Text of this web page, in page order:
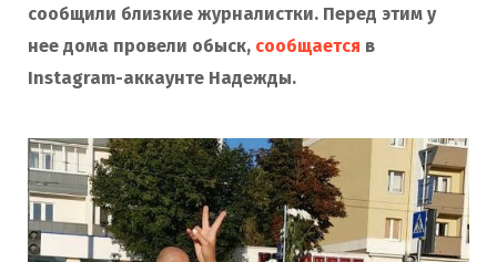
сообщили близкие журналистки. Перед этим у
нее дома провели обыск, сообщается в
Instagram-аккаунте Надежды.